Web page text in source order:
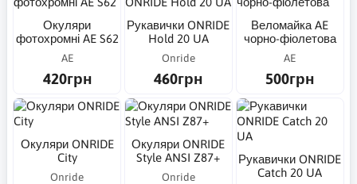
Окуляри
фотохромні AE S62
AE
420грн
Рукавички ONRIDE
Hold 20 UA
Onride
460грн
Веломайка AE
чорно-фіолетова
AE
500грн
Окуляри ONRIDE
City
Onride
Окуляри ONRIDE
Style ANSI Z87+
Onride
Рукавички ONRIDE
Catch 20 UA